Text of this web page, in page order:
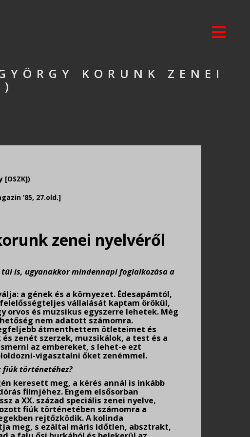
KORUNK ZENEI
’85, 27.old.]
zenei nyelvéről
is, ugyanakkor mindennapi foglalkozása a
a gének és a környezet. Édesapámtól,
vállalását kaptam örökül,
orvos és muzsikus egyszerre lehetek. Még
nem adatott számomra.
átmenthettem ötleteimet és
zenét szerzek, muzsikálok, a test és a
az embereket, s lehet-e ezt
vigasztalni őket zenémmel.
fiúk történetéhez?
keresett meg, a kérés annál is inkább
filmjéhez. Engem elsősorban
a XX. század speciális zenei nyelve,
fiúk történetében számomra a
rejtőzködik. A kolinda
meg, s ezáltal máris időtlen, absztrakt,